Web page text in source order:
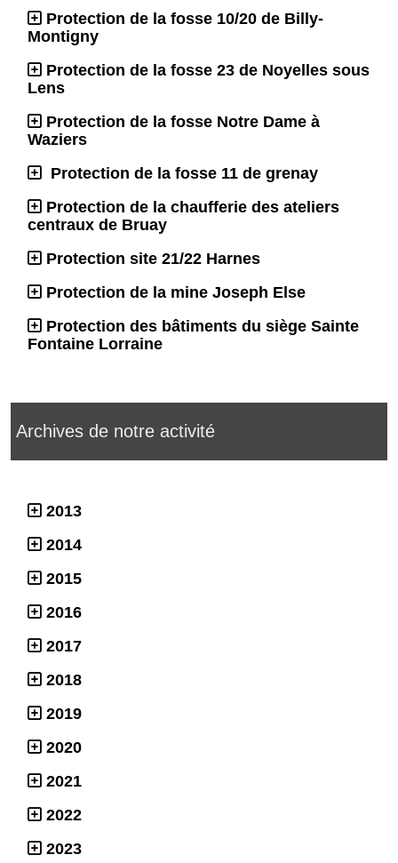
Protection de la fosse 10/20 de Billy-
Montigny
Protection de la fosse 23 de Noyelles sous
Lens
Protection de la fosse Notre Dame à
Waziers
Protection de la fosse 11 de grenay
Protection de la chaufferie des ateliers
centraux de Bruay
Protection site 21/22 Harnes
Protection de la mine Joseph Else
Protection des bâtiments du siège Sainte
Fontaine Lorraine
Archives de notre activité
2013
2014
2015
2016
2017
2018
2019
2020
2021
2022
2023